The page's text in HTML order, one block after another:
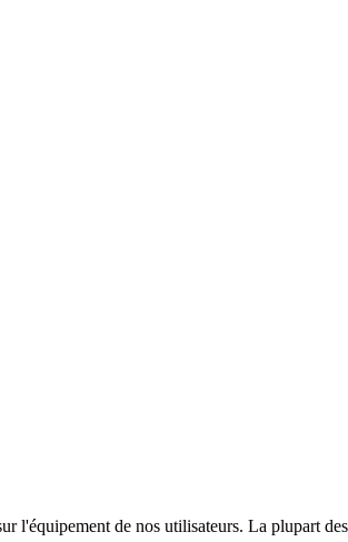
l'équipement de nos utilisateurs. La plupart